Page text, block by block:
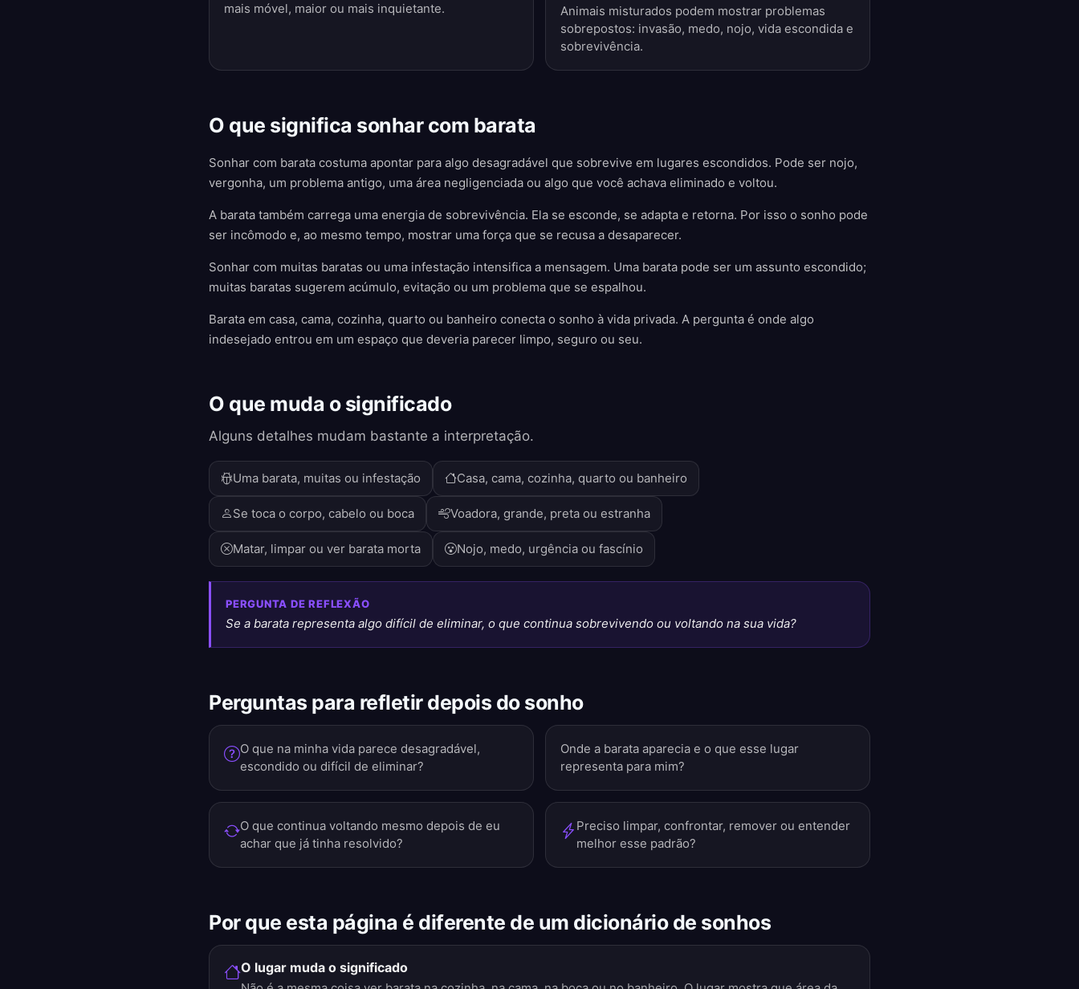
mais móvel, maior ou mais inquietante.
Animais misturados podem mostrar problemas
sobrepostos: invasão, medo, nojo, vida escondida e
sobrevivência.
O que significa sonhar com barata
Sonhar com barata costuma apontar para algo desagradável que sobrevive em lugares escondidos. Pode ser nojo,
vergonha, um problema antigo, uma área negligenciada ou algo que você achava eliminado e voltou.
A barata também carrega uma energia de sobrevivência. Ela se esconde, se adapta e retorna. Por isso o sonho pode
ser incômodo e, ao mesmo tempo, mostrar uma força que se recusa a desaparecer.
Sonhar com muitas baratas ou uma infestação intensifica a mensagem. Uma barata pode ser um assunto escondido;
muitas baratas sugerem acúmulo, evitação ou um problema que se espalhou.
Barata em casa, cama, cozinha, quarto ou banheiro conecta o sonho à vida privada. A pergunta é onde algo
indesejado entrou em um espaço que deveria parecer limpo, seguro ou seu.
O que muda o significado
Alguns detalhes mudam bastante a interpretação.
Uma barata, muitas ou infestação Casa, cama, cozinha, quarto ou banheiro
Se toca o corpo, cabelo ou boca Voadora, grande, preta ou estranha
Matar, limpar ou ver barata morta Nojo, medo, urgência ou fascínio
PERGUNTA DE REFLEXÃO
Se a barata representa algo difícil de eliminar, o que continua sobrevivendo ou voltando na sua vida?
Perguntas para refletir depois do sonho
O que na minha vida parece desagradável,
escondido ou difícil de eliminar?
Onde a barata aparecia e o que esse lugar
representa para mim?
O que continua voltando mesmo depois de eu
achar que já tinha resolvido?
Preciso limpar, confrontar, remover ou entender
melhor esse padrão?
Por que esta página é diferente de um dicionário de sonhos
O lugar muda o significado